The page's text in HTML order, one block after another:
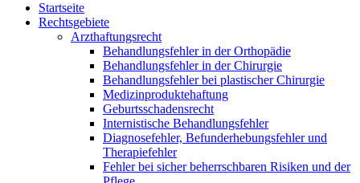
Startseite
Rechtsgebiete
Arzthaftungsrecht
Behandlungsfehler in der Orthopädie
Behandlungsfehler in der Chirurgie
Behandlungsfehler bei plastischer Chirurgie
Medizinproduktehaftung
Geburtsschadensrecht
Internistische Behandlungsfehler
Diagnosefehler, Befunderhebungsfehler und
Therapiefehler
Fehler bei sicher beherrschbaren Risiken und der